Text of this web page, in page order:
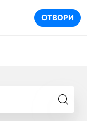
ОТВОРИ